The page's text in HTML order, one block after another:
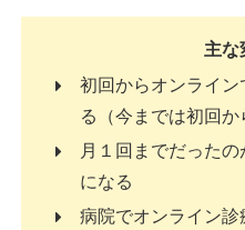
主な
初回からオンライ
る（今までは初回か
月１回までだった
になる
病院でオンライン